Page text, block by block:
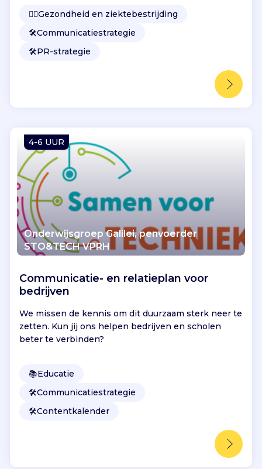
👩‍⚕️Gezondheid en ziektebestrijding
🛠️Communicatiestrategie
🛠️PR-strategie
4-6 UUR
Onderwijsgroep Galilei, penvoerder
STO&TECH VPRH
Communicatie- en relatieplan voor
bedrijven
We missen de kennis om dit duurzaam sterk neer te
zetten. Kun jij ons helpen bedrijven en scholen
beter te verbinden?
📚Educatie
🛠️Communicatiestrategie
🛠️Contentkalender